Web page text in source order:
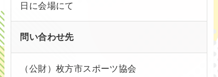
日に会場にて
問い合わせ先
（公財）枚方市スポーツ協会